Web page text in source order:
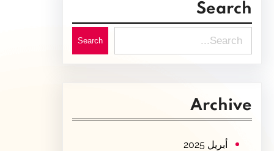
Search
e
c
Search
Archive
أبريل 2025